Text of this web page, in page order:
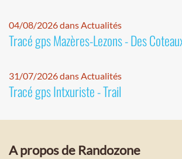
04/08/2026 dans Actualités
Tracé gps Mazères-Lezons - Des
31/07/2026 dans Actualités
Tracé gps Intxuriste - Trail
A propos de Randozone